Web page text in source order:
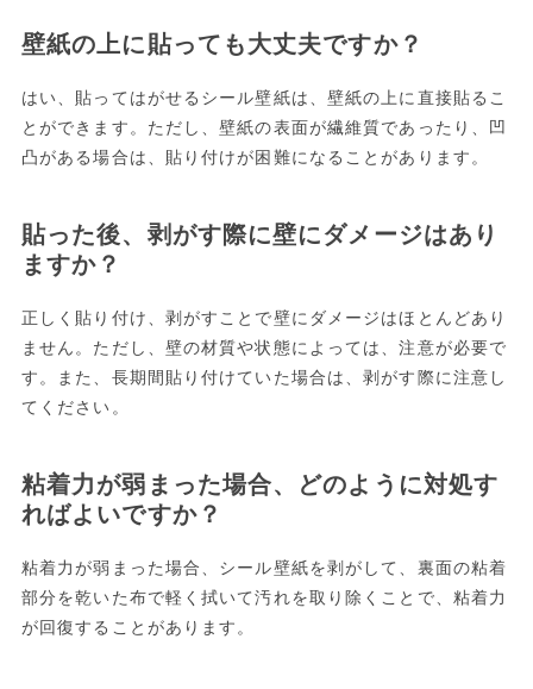
壁紙の上に貼っても大丈夫ですか？
はい、貼ってはがせるシール壁紙は、壁紙の上に直接貼るこ
とができます。ただし、壁紙の表面が繊維質であったり、凹
凸がある場合は、貼り付けが困難になることがあります。
貼った後、剥がす際に壁にダメージはあり
ますか？
正しく貼り付け、剥がすことで壁にダメージはほとんどあり
ません。ただし、壁の材質や状態によっては、注意が必要で
す。また、長期間貼り付けていた場合は、剥がす際に注意し
てください。
粘着力が弱まった場合、どのように対処す
ればよいですか？
粘着力が弱まった場合、シール壁紙を剥がして、裏面の粘着
部分を乾いた布で軽く拭いて汚れを取り除くことで、粘着力
が回復することがあります。